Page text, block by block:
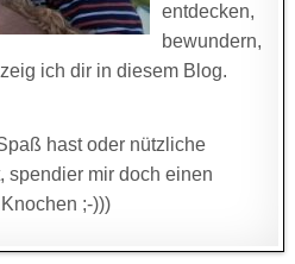
entdecken,
bewundern,
ich dir in diesem Blog.
hast oder nützliche
spendier mir doch einen
;-)))